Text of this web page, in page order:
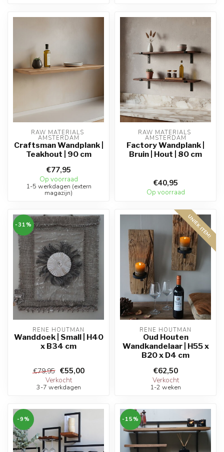
RAW MATERIALS
AMSTERDAM
Craftsman Wandplank |
Teakhout | 90 cm
€77,95
Op voorraad
1-5 werkdagen (extern
magazijn)
RAW MATERIALS
AMSTERDAM
Factory Wandplank |
Bruin | Hout | 80 cm
€40,95
Op voorraad
-31%
RENE HOUTMAN
Wanddoek | Small | H40
x B34 cm
€79,95 €55,00
Verkocht
3-7 werkdagen
UNIEK ITEM!
RENE HOUTMAN
Oud Houten
Wandkandelaar | H55 x
B20 x D4 cm
€62,50
Verkocht
1-2 weken
-9% -15%